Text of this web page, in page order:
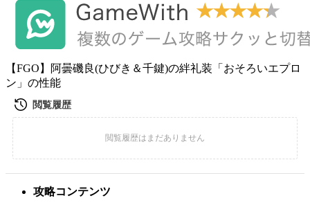
【FGO】阿曇磯良(ひびき＆千鍵)の絆礼装「おそろいエプロ
ン」の性能
攻略コンテンツ